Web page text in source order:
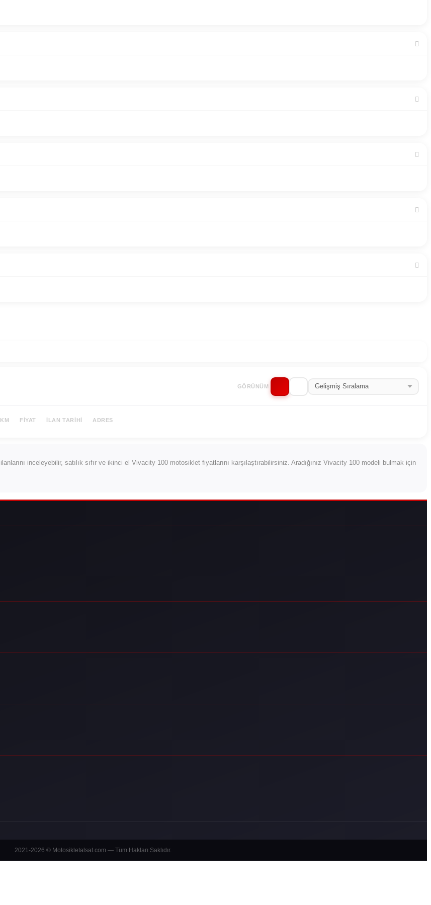
GÖRÜNÜM
KM FIYAT İLAN TARIHI ADRES
ilanlarını inceleyebilir, satılık sıfır ve ikinci el Vivacity 100 motosiklet fiyatlarını karşılaştırabilirsiniz. Aradığınız Vivacity 100 modeli bulmak için
2021-2026 © Motosikletalsat.com — Tüm Hakları Saklıdır.